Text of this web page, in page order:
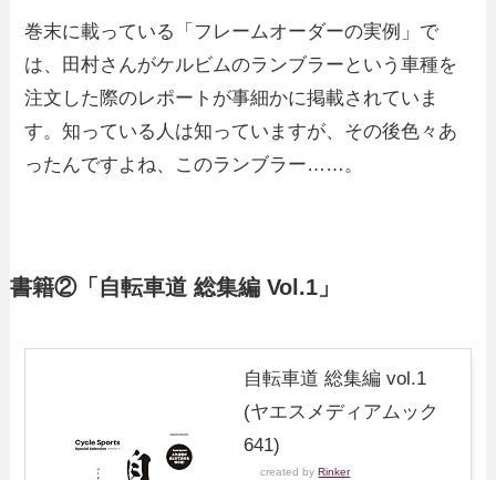
巻末に載っている「フレームオーダーの実例」で
は、田村さんがケルビムのランブラーという車種を
注文した際のレポートが事細かに掲載されていま
す。知っている人は知っていますが、その後色々あ
ったんですよね、このランブラー……。
書籍②「自転車道 総集編 Vol.1」
自転車道 総集編 vol.1
(ヤエスメディアムック
641)
created byRinker